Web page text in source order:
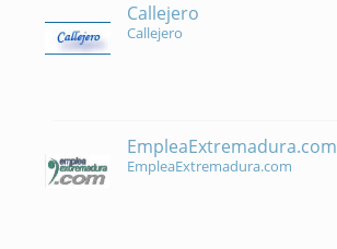
Callejero
Callejero
EmpleaExtremadura.com
EmpleaExtremadura.com